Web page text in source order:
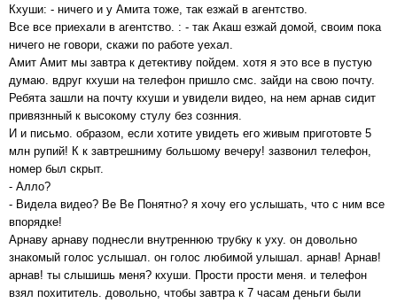
Кхуши: - ничего и у Амита тоже, так езжай в агентство.
Все все приехали в агентство. : - так Акаш езжай домой, своим пока
ничего не говори, скажи по работе уехал.
Амит Амит мы завтра к детективу пойдем. хотя я это все в пустую
думаю. вдруг кхуши на телефон пришло смс. зайди на свою почту.
Ребята зашли на почту кхуши и увидели видео, на нем арнав сидит
привязнный к высокому стулу без сознния.
И и письмо. образом, если хотите увидеть его живым приготовте 5
млн рупий! К к завтрешниму большому вечеру! зазвонил телефон,
номер был скрыт.
- Алло?
- Видела видео? Ве Ве Понятно? я хочу его услышать, что с ним все
впорядке!
Арнаву арнаву поднесли внутреннюю трубку к уху. он довольно
знакомый голос услышал. он голос любимой улышал. арнав! Арнав!
арнав! ты слышишь меня? кхуши. Прости прости меня. и телефон
взял похититель. довольно, чтобы завтра к 7 часам деньги были